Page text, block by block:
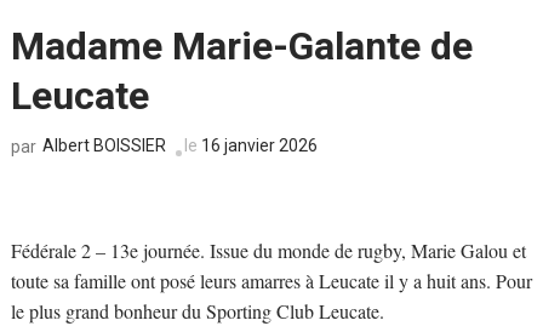
Madame Marie-Galante de
Leucate
par Albert BOISSIER le 16 janvier 2026
Fédérale 2 – 13e journée. Issue du monde de rugby, Marie Galou et
toute sa famille ont posé leurs amarres à Leucate il y a huit ans. Pour
le plus grand bonheur du Sporting Club Leucate.